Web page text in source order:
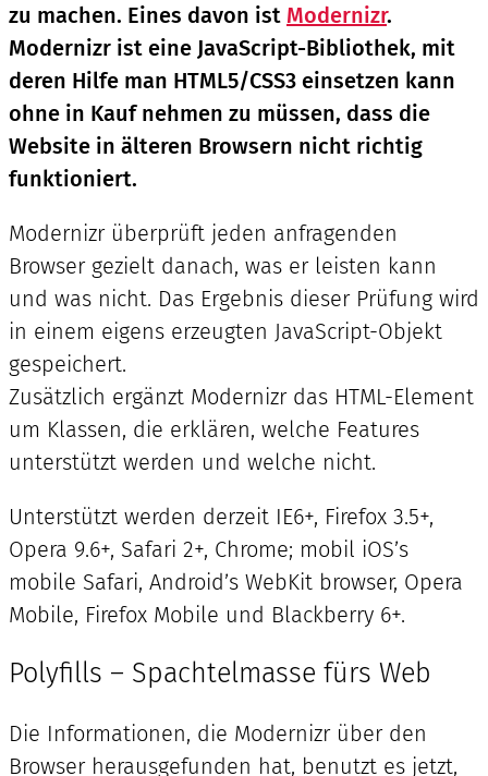
zu machen. Eines davon ist Modernizr.
Modernizr ist eine JavaScript-Bibliothek, mit
deren Hilfe man HTML5/CSS3 einsetzen kann
ohne in Kauf nehmen zu müssen, dass die
Website in älteren Browsern nicht richtig
funktioniert.
Modernizr überprüft jeden anfragenden
Browser gezielt danach, was er leisten kann
und was nicht. Das Ergebnis dieser Prüfung wird
in einem eigens erzeugten JavaScript-Objekt
gespeichert.
Zusätzlich ergänzt Modernizr das HTML-Element
um Klassen, die erklären, welche Features
unterstützt werden und welche nicht.
Unterstützt werden derzeit IE6+, Firefox 3.5+,
Opera 9.6+, Safari 2+, Chrome; mobil iOS’s
mobile Safari, Android’s WebKit browser, Opera
Mobile, Firefox Mobile und Blackberry 6+.
Polyfills – Spachtelmasse fürs Web
Die Informationen, die Modernizr über den
Browser herausgefunden hat, benutzt es jetzt,